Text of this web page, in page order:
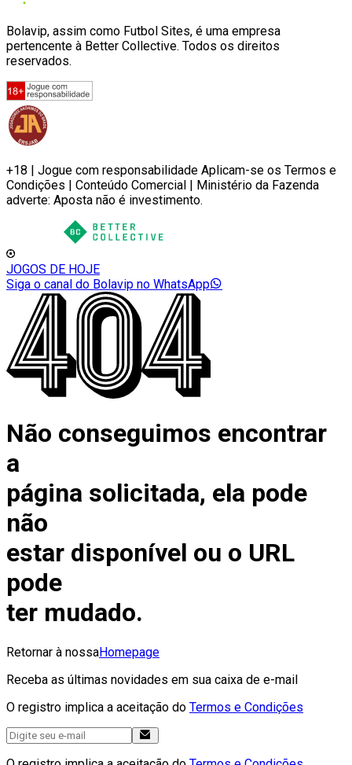
Bolavip, assim como Futbol Sites, é uma empresa
pertencente à Better Collective. Todos os direitos
reservados.
+18 | Jogue com responsabilidade Aplicam-se os Termos e
Condições | Conteúdo Comercial | Ministério da Fazenda
adverte: Aposta não é investimento.
JOGOS DE HOJE
Siga o canal do Bolavip no WhatsApp
Não conseguimos encontrar
a
página solicitada, ela pode
não
estar disponível ou o URL
pode
ter mudado.
Retornar à nossaHomepage
Receba as últimas novidades em sua caixa de e-mail
O registro implica a aceitação do Termos e Condições